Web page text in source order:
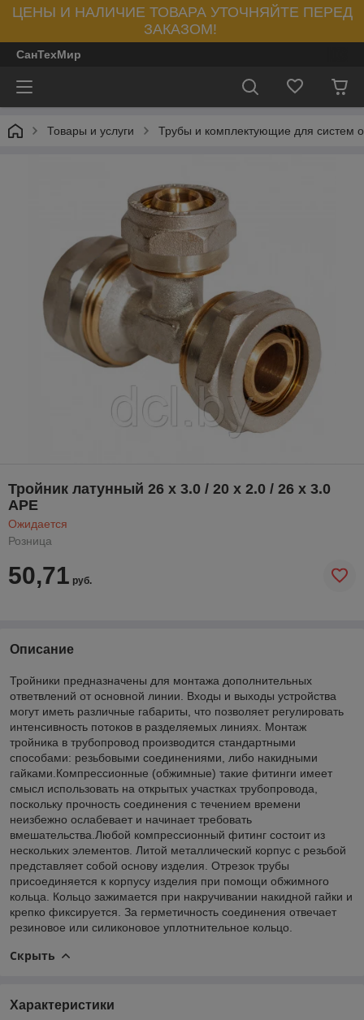
ЦЕНЫ И НАЛИЧИЕ ТОВАРА УТОЧНЯЙТЕ ПЕРЕД
ЗАКАЗОМ!
СанТехМир
Товары и услуги Трубы и комплектующие для систем
Тройник латунный 26 х 3.0 / 20 х 2.0 / 26 х 3.0
APE
Ожидается
Розница
50,71 руб.
Описание
Тройники предназначены для монтажа дополнительных
ответвлений от основной линии. Входы и выходы устройства
могут иметь различные габариты, что позволяет регулировать
интенсивность потоков в разделяемых линиях. Монтаж
тройника в трубопровод производится стандартными
способами: резьбовыми соединениями, либо накидными
гайками.Компрессионные (обжимные) такие фитинги имеет
смысл использовать на открытых участках трубопровода,
поскольку прочность соединения с течением времени
неизбежно ослабевает и начинает требовать
вмешательства.Любой компрессионный фитинг состоит из
нескольких элементов. Литой металлический корпус с резьбой
представляет собой основу изделия. Отрезок трубы
присоединяется к корпусу изделия при помощи обжимного
кольца. Кольцо зажимается при накручивании накидной гайки и
крепко фиксируется. За герметичность соединения отвечает
резиновое или силиконовое уплотнительное кольцо.
Скрыть
Характеристики